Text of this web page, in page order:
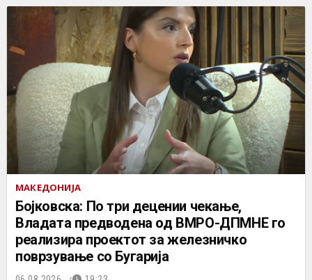
МАКЕДОНИЈА
Бојковска: По три децении чекање,
Владата предводена од ВМРО-ДПМНЕ го
реализира проектот за железничко
поврзување со Бугарија